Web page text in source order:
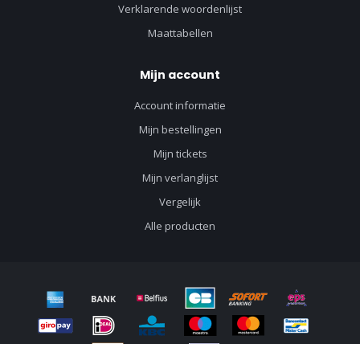
Verklarende woordenlijst
Maattabellen
Mijn account
Account informatie
Mijn bestellingen
Mijn tickets
Mijn verlanglijst
Vergelijk
Alle producten